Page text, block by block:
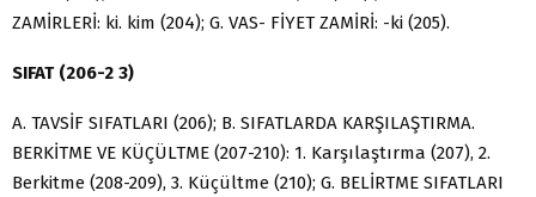
ZAMİRLERİ: ki. kim (204); G. VAS- FİYET ZAMİRİ: -ki (205).
SIFAT (206-2 3)
A. TAVSİF SIFATLARI (206); B. SIFATLARDA KARŞILAŞTIRMA.
BERKİTME VE KÜÇÜLTME (207-210): 1. Karşılaştırma (207), 2.
Berkitme (208-209), 3. Küçültme (210); G. BELİRTME SIFATLARI